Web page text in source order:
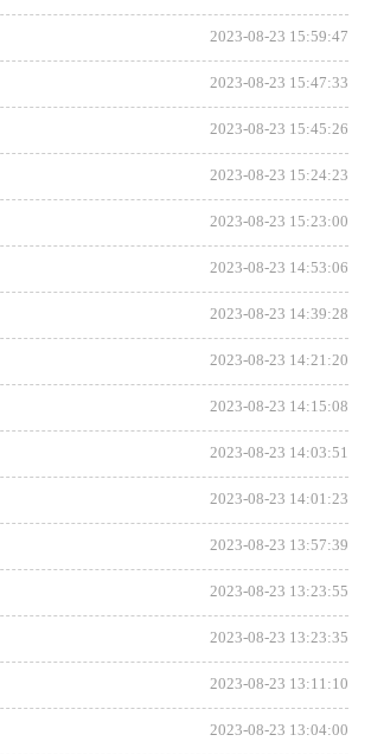
2023-08-23 15:59:47
2023-08-23 15:47:33
2023-08-23 15:45:26
2023-08-23 15:24:23
2023-08-23 15:23:00
2023-08-23 14:53:06
2023-08-23 14:39:28
2023-08-23 14:21:20
2023-08-23 14:15:08
2023-08-23 14:03:51
2023-08-23 14:01:23
2023-08-23 13:57:39
2023-08-23 13:23:55
2023-08-23 13:23:35
2023-08-23 13:11:10
2023-08-23 13:04:00